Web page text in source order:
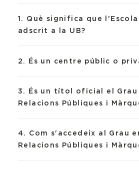
1. Què significa que
adscrit a la UB?
2. És un centre públic o
3. És un títol oficial el
Relacions Públiques i
4. Com s'accedeix al Grau
Relacions Públiques i